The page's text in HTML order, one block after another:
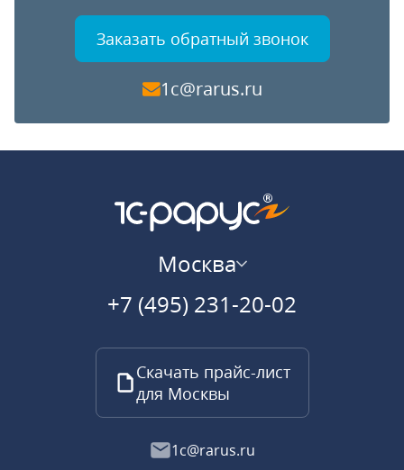
Заказать обратный звонок
1c@rarus.ru
Москва
+7 (495) 231-20-02
Скачать прайс-лист
для Москвы
1c@rarus.ru